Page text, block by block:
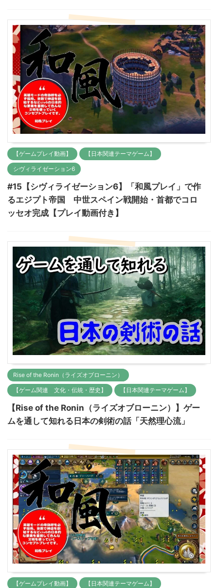
【ゲームプレイ動画】 【日本関連テーマゲーム】
シヴィライゼーション6
#15【シヴィライゼーション6】「和風プレイ」で作
るエジプト帝国 中世スペイン戦開始・首都でコロ
ッセオ完成【プレイ動画付き】
Rise of the Ronin（ライズオブローニン）
【ゲーム関連 文化・伝統・歴史】 【日本関連テーマゲーム】
【Rise of the Ronin（ライズオブローニン）】ゲー
ムを通して知れる日本の剣術の話「天然理心流」
【ゲームプレイ動画】 【日本関連テーマゲーム】